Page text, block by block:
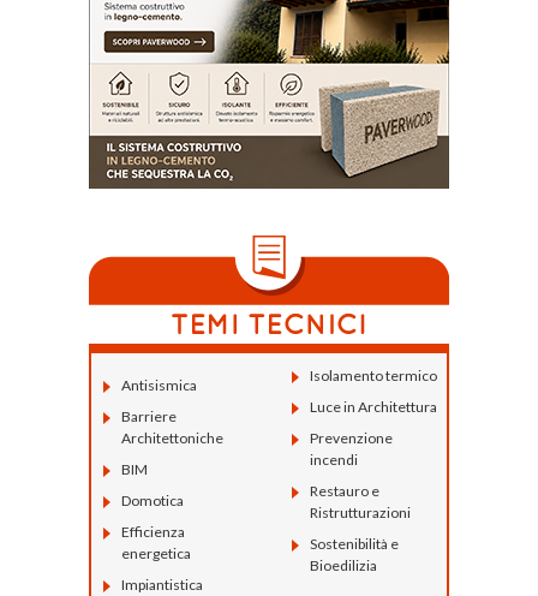
Antisismica
Barriere
Architettoniche
BIM
Domotica
Efficienza
energetica
Impiantistica
Isolamento termico
Luce in Architettura
Prevenzione
incendi
Restauro e
Ristrutturazioni
Sostenibilità e
Bioedilizia